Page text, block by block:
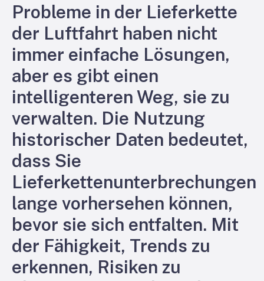
Probleme in der Lieferkette
der Luftfahrt haben nicht
immer einfache Lösungen,
aber es gibt einen
intelligenteren Weg, sie zu
verwalten. Die Nutzung
historischer Daten bedeutet,
dass Sie
Lieferkettenunterbrechungen
lange vorhersehen können,
bevor sie sich entfalten. Mit
der Fähigkeit, Trends zu
erkennen, Risiken zu